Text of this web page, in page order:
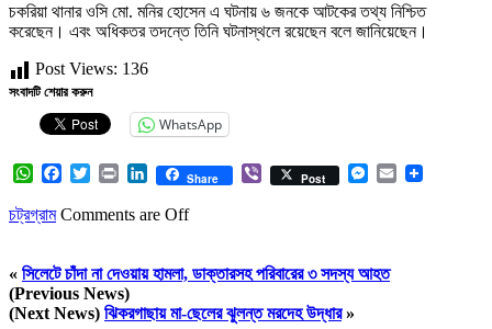
চকরিয়া থানার ওসি মো. মনির হোসেন এ ঘটনায় ৬ জনকে আটকের তথ্য নিশ্চিত
করেছেন। এবং অধিকতর তদন্তে তিনি ঘটনাস্থলে রয়েছেন বলে জানিয়েছেন।
Post Views: 136
সংবাদটি শেয়ার করুন
WhatsApp
WhatsApp
FacebookTwitter
Print LinkedIn
Share Viber Post Messenger
Email
চট্রগ্রাম Comments are Off
« সিলেটে চাঁদা না দেওয়ায় হামলা, ডাক্তারসহ পরিবারের ৩ সদস্য আহত
(Previous News)
(Next News) ঝিকরগাছায় মা-ছেলের ঝুলন্ত মরদেহ উদ্ধার»